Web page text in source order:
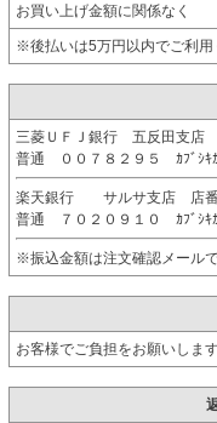
お買い上げ金額に関係なく
※後払いは5万円以内でご利用
三菱ＵＦＪ銀行 五反田支
普通 ００７８２９５ ｶﾌﾞｼｷｶ
楽天銀行 サルサ支店 店
普通 ７０２０９１０ ｶﾌﾞｼｷｶ
※振込金額は注文確認メールで
お客様でご負担をお願いします